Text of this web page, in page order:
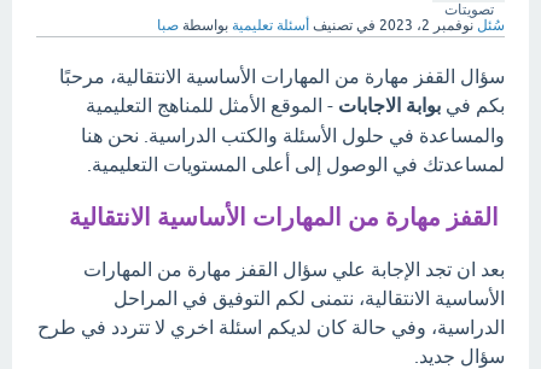
تصويتات
سُئل نوفمبر 2، 2023 في تصنيف أسئلة تعليمية بواسطة صبا
سؤال القفز مهارة من المهارات الأساسية الانتقالية، مرحبًا
بكم في بوابة الاجابات - الموقع الأمثل للمناهج التعليمية
والمساعدة في حلول الأسئلة والكتب الدراسية. نحن هنا
لمساعدتك في الوصول إلى أعلى المستويات التعليمية.
القفز مهارة من المهارات الأساسية الانتقالية
بعد ان تجد الإجابة علي سؤال القفز مهارة من المهارات
الأساسية الانتقالية، نتمنى لكم التوفيق في المراحل
الدراسية، وفي حالة كان لديكم اسئلة اخري لا تتردد في طرح
سؤال جديد.